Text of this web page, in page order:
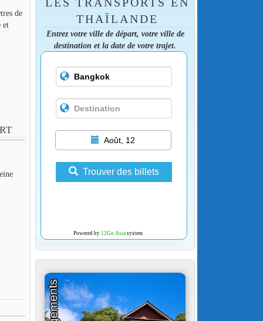
de
et
THAÏLANDE
Entrez votre ville de départ, votre ville de
destination et la date de votre trajet.
Août, 12
Trouver des billets
Powered by 12Go Asiasystem